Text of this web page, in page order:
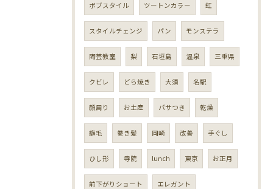
ボブスタイル ツートンカラー 虹
スタイルチェンジ パン モンステラ
陶芸教室 梨 石垣島 温泉 三重県
クビレ どら焼き 大須 名駅
顔周り お土産 パサつき 乾燥
癖毛 巻き髪 岡崎 改善 手ぐし
ひし形 寺院 lunch 東京 お正月
前下がりショート エレガント